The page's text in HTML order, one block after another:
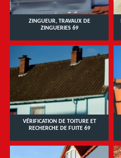
ZINGUEUR, TRAVAUX DE
ZINGUERIES 69
VÉRIFICATION DE TOITURE ET
RECHERCHE DE FUITE 69